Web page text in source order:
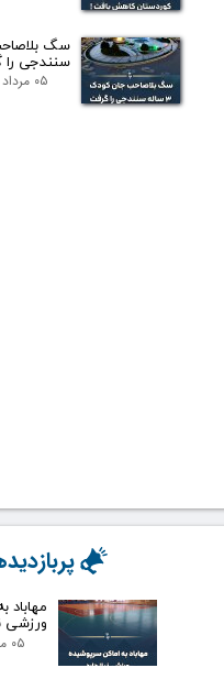
سنندجی
۰۵ مرداد ۰۵
مهاباد
ورزشی
۰۵ مرداد ۰۵